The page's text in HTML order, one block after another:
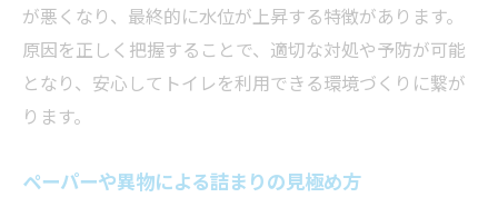
が悪くなり、最終的に水位が上昇する特徴があります。
原因を正しく把握することで、適切な対処や予防が可能
となり、安心してトイレを利用できる環境づくりに繋が
ります。
ペーパーや異物による詰まりの見極め方